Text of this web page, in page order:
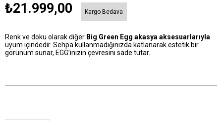
₺21.999,00 Kargo Bedava
Renk ve doku olarak diğer Big Green Egg akasya aksesuarlarıyla
uyum içindedir. Sehpa kullanmadığınızda katlanarak estetik bir
görünüm sunar, EGG’inizin çevresini sade tutar.